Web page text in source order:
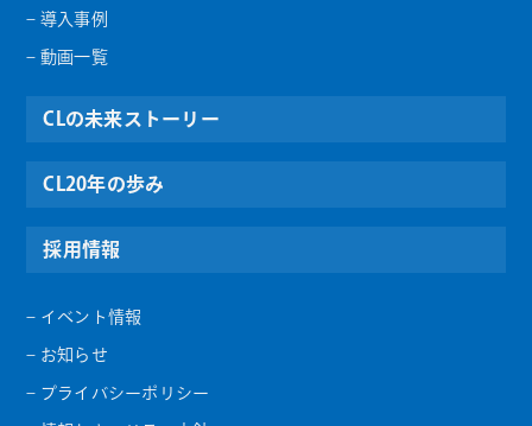
– 導入事例
– 動画一覧
CLの未来ストーリー
CL20年の歩み
採用情報
– イベント情報
– お知らせ
– プライバシーポリシー